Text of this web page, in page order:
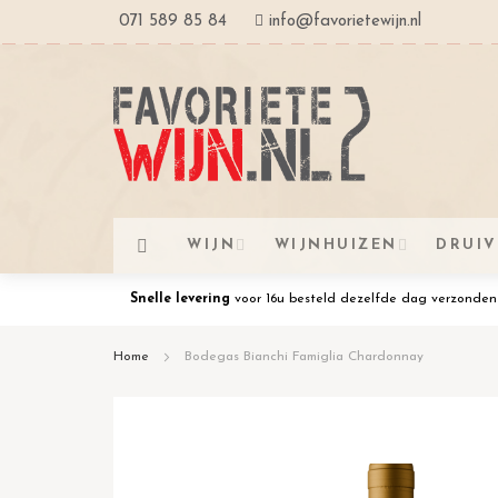
Ga
de
inhoud
071 589 85 84 info@favorietewijn.nl
WIJN WIJNHUIZEN
Snelle levering voor 16u besteld dezelfde dag verzonden
Home Bodegas Bianchi Famiglia Chardonnay